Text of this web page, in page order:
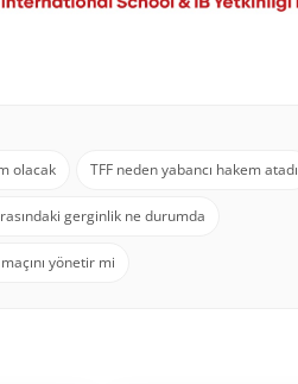
olacak
TFF neden yabancı hakem atadı
gerginlik ne durumda
yönetir mi